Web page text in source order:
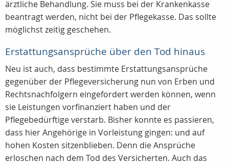
ärztliche Behandlung. Sie muss bei der Krankenkasse
beantragt werden, nicht bei der Pflegekasse. Das sollte
möglichst zeitig geschehen.
Erstattungsansprüche über den Tod hinaus
Neu ist auch, dass bestimmte Erstattungsansprüche
gegenüber der Pflegeversicherung nun von Erben und
Rechtsnachfolgern eingefordert werden können, wenn
sie Leistungen vorfinanziert haben und der
Pflegebedürftige verstarb. Bisher konnte es passieren,
dass hier Angehörige in Vorleistung gingen: und auf
hohen Kosten sitzenblieben. Denn die Ansprüche
erloschen nach dem Tod des Versicherten. Auch das